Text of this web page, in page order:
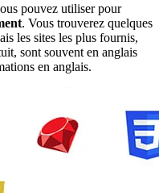
pouvez utiliser pour
. Vous trouverez quelques
les sites les plus fournis,
sont souvent en anglais
en anglais.